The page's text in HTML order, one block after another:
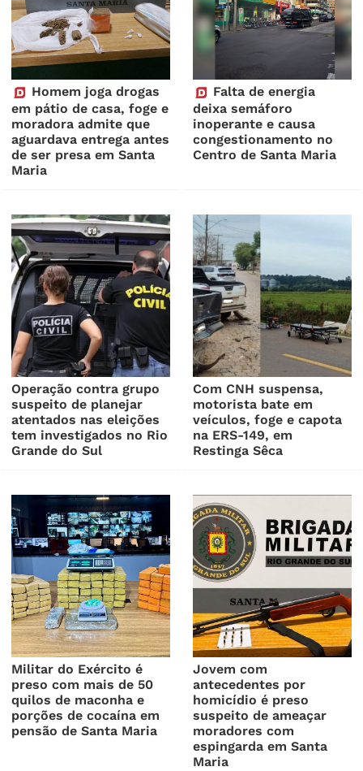
Homem joga drogas
em pátio de casa, foge e
moradora admite que
aguardava entrega antes
de ser presa em Santa
Maria
Falta de energia
deixa semáforo
inoperante e causa
congestionamento no
Centro de Santa Maria
Operação contra grupo
suspeito de planejar
atentados nas eleições
tem investigados no Rio
Grande do Sul
Com CNH suspensa,
motorista bate em
veículos, foge e capota
na ERS-149, em
Restinga Sêca
Militar do Exército é
preso com mais de 50
quilos de maconha e
porções de cocaína em
pensão de Santa Maria
Jovem com
antecedentes por
homicídio é preso
suspeito de ameaçar
moradores com
espingarda em Santa
Maria